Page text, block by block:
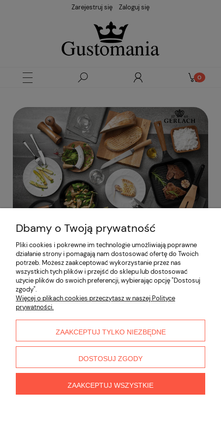
Zarejestruj się Zaloguj się
Dbamy o Twoją prywatność
Pliki cookies i pokrewne im technologie umożliwiają poprawne
działanie strony i pomagają nam dostosować ofertę do Twoich
potrzeb. Możesz zaakceptować wykorzystanie przez nas
wszystkich tych plików i przejść do sklepu lub dostosować
użycie plików do swoich preferencji, wybierając opcję "Dostosuj
zgody".
Więcej o plikach cookies przeczytasz w naszej Polityce
prywatności.
ZAAKCEPTUJ TYLKO NIEZBĘDNE
DOSTOSUJ ZGODY
ZAAKCEPTUJ WSZYSTKIE